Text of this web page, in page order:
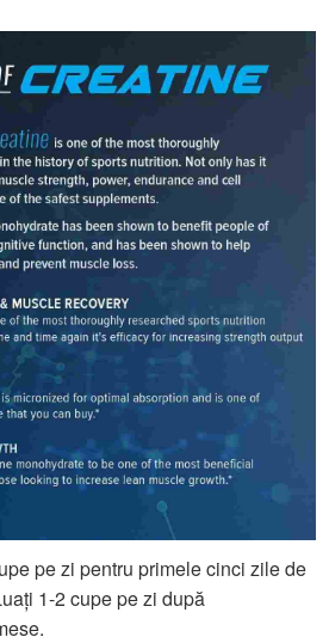
pe zi pentru primele cinci zile de
1-2 cupe pe zi după